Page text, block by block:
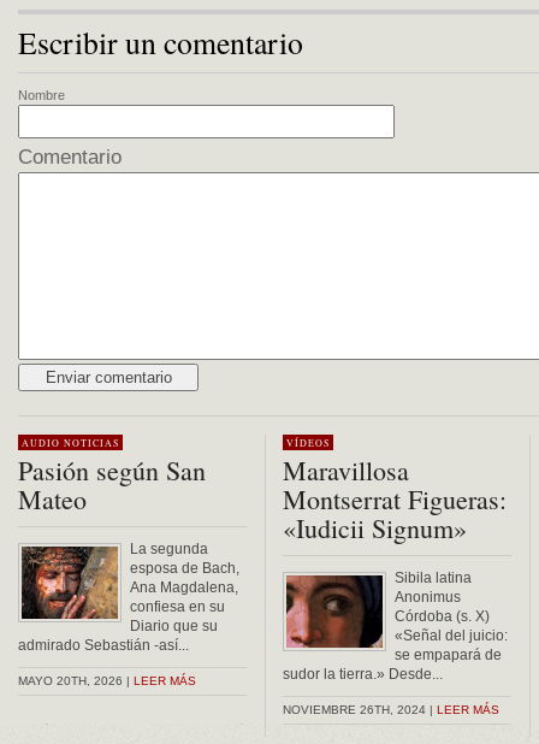
Escribir un comentario
Nombre
Comentario
AUDIO NOTICIAS
Pasión según San
Mateo
La segunda
esposa de Bach,
Ana Magdalena,
confiesa en su
Diario que su
admirado Sebastián -así...
MAYO 20TH, 2026 | LEER MÁS
VÍDEOS
Maravillosa
Montserrat Figueras:
«Iudicii Signum»
Sibila latina
Anonimus
Córdoba (s. X)
«Señal del juicio:
se empapará de
sudor la tierra.» Desde...
NOVIEMBRE 26TH, 2024 | LEER MÁS